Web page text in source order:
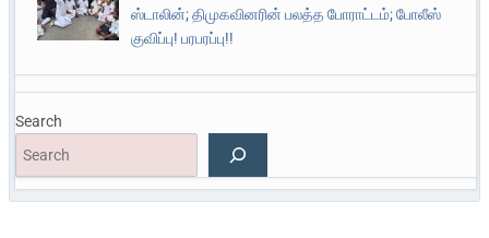
ஸ்டாலின்; திமுகவினரின் பலத்த போராட்டம்; போலீஸ்
குவிப்பு! பரபரப்பு!!
Search